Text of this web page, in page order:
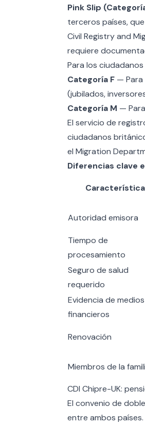
Pink Slip
terceros países,
Civil Registry and
requiere
Para los
Categoría F— Para
(jubilados,
Categoría M —
El servicio de
ciudadanos
el Migration
Diferencias clave
Característica
Autoridad emisora
Tiempo de
procesamiento
Seguro de salud
requerido
Evidencia de medios
financieros
Renovación
Miembros de la
CDI Chipre-UK:
El convenio de
entre ambos